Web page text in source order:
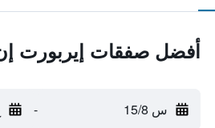
أفضل صفقات إيربورت
س 15/8 -